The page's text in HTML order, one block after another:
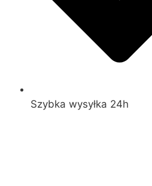
Szybka wysyłka 24h